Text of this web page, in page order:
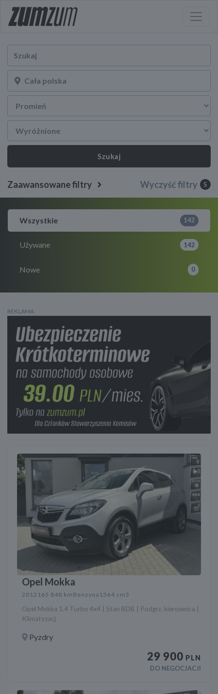
Szukaj
Zaawansowane filtry Wyczyść filtry 5
Wszystkie 142
Używane 142
Nowe 0
REKLAMA
Opel Mokka
2012 165 848 km Benzyna 1364 cm3
Opel Mokka 1.4 Turbo 4x4 | Stan BDB | Podgrz. kierownica |
Klimatyzacj
Pyzdry
29 900 PLN
DO NEGOCJACJI